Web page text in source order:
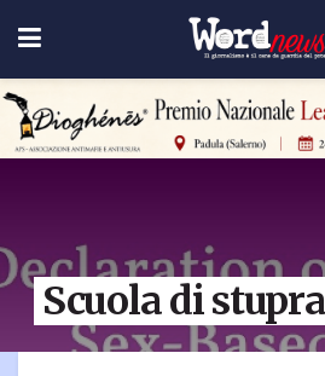
Scuola di